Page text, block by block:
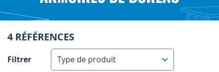
4 RÉFÉRENCES
Filtrer
Type de produit